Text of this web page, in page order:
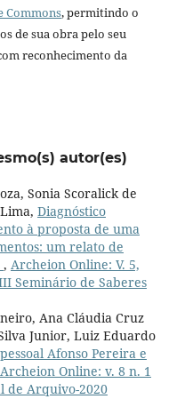
Commons, permitindo o
de sua obra pelo seu
reconhecimento da
autor(es)
Sonia Scoralick de
Diagnóstico
à proposta de uma
um relato de
, Archeion Online: V. 5,
Seminário de Saberes
Ana Cláudia Cruz
Junior, Luiz Eduardo
Afonso Pereira e
Archeion Online: v. 8 n. 1
de Arquivo-2020